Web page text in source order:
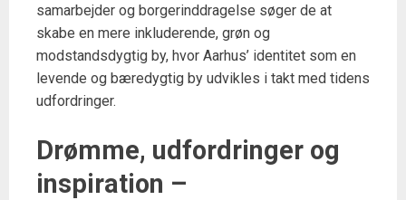
samarbejder og borgerinddragelse søger de at
skabe en mere inkluderende, grøn og
modstandsdygtig by, hvor Aarhus’ identitet som en
levende og bæredygtig by udvikles i takt med tidens
udfordringer.
Drømme, udfordringer og
inspiration –